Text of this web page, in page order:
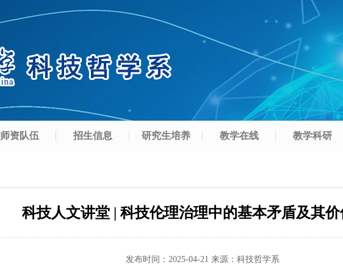
师资队伍 招生信息 研究生培养 教学在线 教学科研
科技人文讲堂 | 科技伦理治理中的基本矛盾及其
发布时间： 2025-04-21 来源： 科技哲学系